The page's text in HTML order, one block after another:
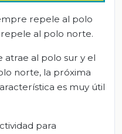
repele al polo
al polo norte.
al polo sur y el
norte, la próxima
es muy útil
para